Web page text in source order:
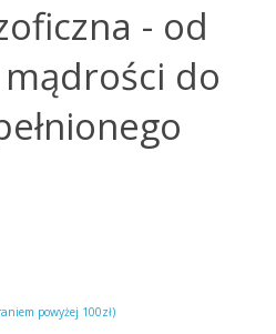
- od
do
powyżej 100zł)